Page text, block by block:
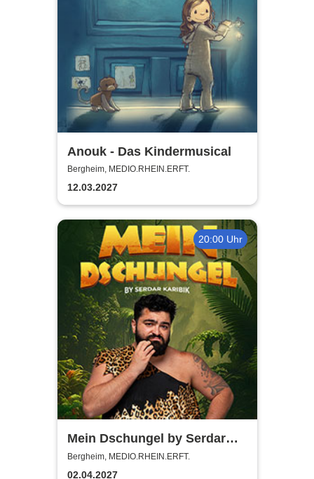
Anouk - Das Kindermusical
Bergheim, MEDIO.RHEIN.ERFT.
12.03.2027
20:00 Uhr
Mein Dschungel by Serdar
Karibik
Bergheim, MEDIO.RHEIN.ERFT.
02.04.2027